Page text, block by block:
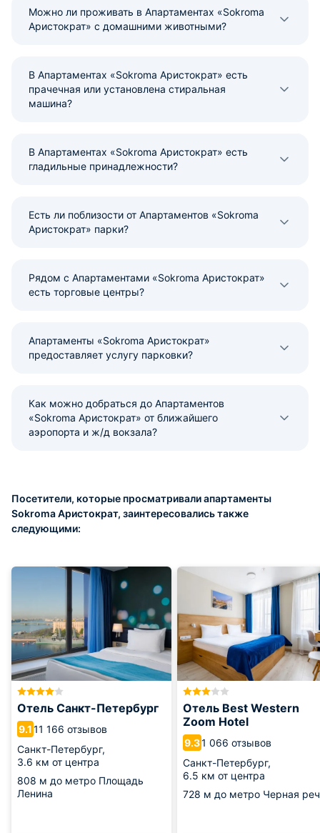
Можно ли проживать в Апартаментах «Sokroma
Аристократ» с домашними животными?
В Апартаментах «Sokroma Аристократ» есть
прачечная или установлена стиральная
машина?
В Апартаментах «Sokroma Аристократ» есть
гладильные принадлежности?
Есть ли поблизости от Апартаментов «Sokroma
Аристократ» парки?
Рядом с Апартаментами «Sokroma Аристократ»
есть торговые центры?
Апартаменты «Sokroma Аристократ»
предоставляет услугу парковки?
Как можно добраться до Апартаментов
«Sokroma Аристократ» от ближайшего
аэропорта и ж/д вокзала?
Посетители, которые просматривали апартаменты
Sokroma Аристократ, заинтересовались также
следующими:
Отель Санкт-Петербург
9.111 166 отзывов
Санкт-Петербург,
3.6 км от центра
808 м до метро Площадь
Ленина
Отель Best Western
Zoom Hotel
9.31 066 отзывов
Санкт-Петербург,
6.5 км от центра
728 м до метро Черная